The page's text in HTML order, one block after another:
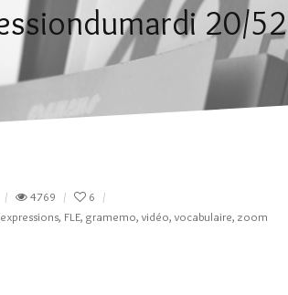
20/52
4769
6
expressions, FLE, gramemo,vidéo,vocabulaire, zoom